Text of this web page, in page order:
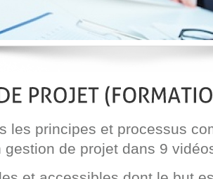
les principes et processus
gestion de projet dans 9